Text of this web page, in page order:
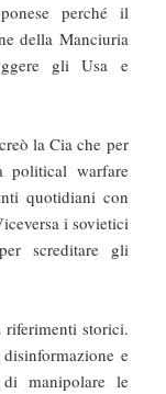
perché il
della Manciuria
gli Usa e
la Cia che per
political warfare
quotidiani con
i sovietici
screditare gli
riferimenti storici.
e
di manipolare le